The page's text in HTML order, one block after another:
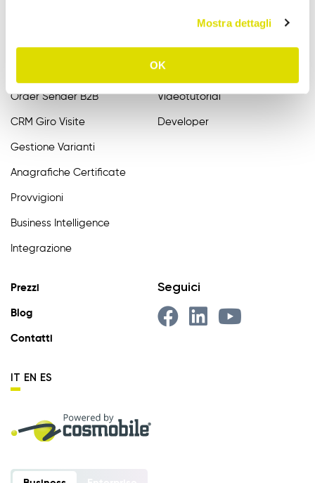
Mostra dettagli
OK
Raccolta Ordini Agenti
Order Sender B2B
CRM Giro Visite
Gestione Varianti
Anagrafiche Certificate
Provvigioni
Business Intelligence
Integrazione
Assistenza
FAQ
Manuali
Videotutorial
Developer
Prezzi
Blog
Contatti
IT EN ES
Seguici